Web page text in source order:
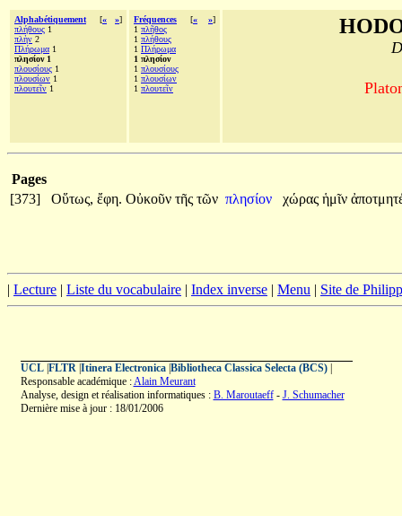
Alphabétiquement [« »]
πλήθους 1
πλὴν 2
Πλήρωμα 1
πλησίον 1
πλουσίους 1
πλουσίων 1
πλουτεῖν 1
Fréquences [« »]
1 πλῆθος
1 πλήθους
1 Πλήρωμα
1 πλησίον
1 πλουσίους
1 πλουσίων
1 πλουτεῖν
Pages
[373]
Οὕτως, ἔφη. Οὐκοῦν τῆς τῶν πλησίον χώρας ἡμῖν
| Lecture | Liste du vocabulaire | Index inverse | Menu | Site de
UCL| FLTR| Itinera Electronica| Bibliotheca Classica Selecta (BCS)|
Responsable académique :Alain Meurant
Analyse, design et réalisation informatiques : B. Maroutaeff- J. Schumacher
Dernière mise à jour : 18/01/2006